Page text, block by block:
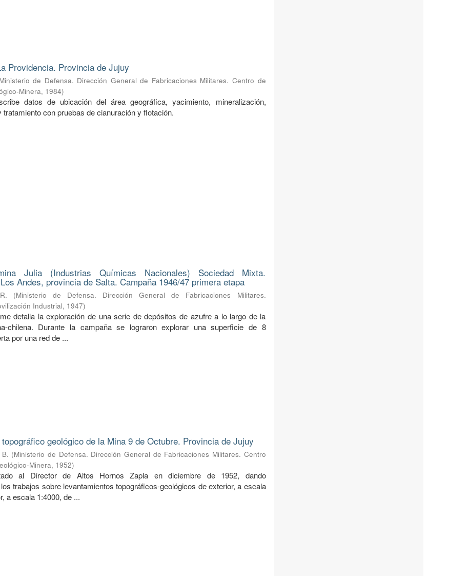
Providencia. Provincia de Jujuy
Ministerio de Defensa. Dirección General de Fabricaciones Militares. Centro de
Minera, 1984)
datos de ubicación del área geográfica, yacimiento, mineralización,
con pruebas de cianuración y flotación.
Julia (Industrias Químicas Nacionales) Sociedad Mixta.
Andes, provincia de Salta. Campaña 1946/47 primera etapa
(Ministerio de Defensa. Dirección General de Fabricaciones Militares.
Industrial, 1947)
detalla la exploración de una serie de depósitos de azufre a lo largo de la
chilena. Durante la campaña se lograron explorar una superficie de 8
por una red de ...
geológico de la Mina 9 de Octubre. Provincia de Jujuy
(Ministerio de Defensa. Dirección General de Fabricaciones Militares. Centro
Minera, 1952)
al Director de Altos Hornos Zapla en diciembre de 1952, dando
trabajos sobre levantamientos topográficos-geológicos de exterior, a escala
a escala 1:4000, de ...